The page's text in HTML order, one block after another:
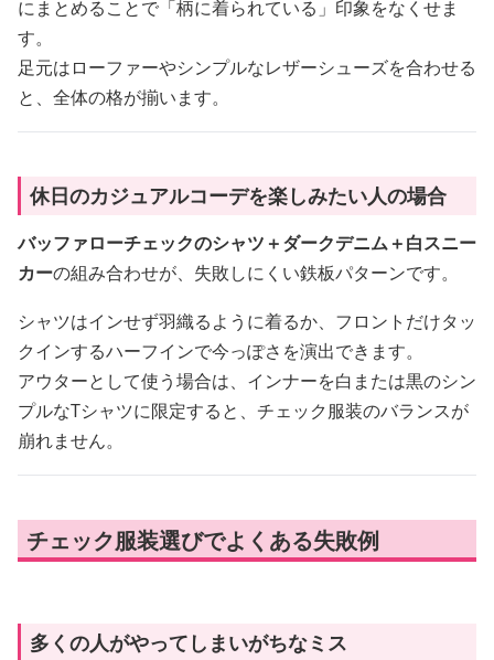
にまとめることで「柄に着られている」印象をなくせま
す。
足元はローファーやシンプルなレザーシューズを合わせる
と、全体の格が揃います。
休日のカジュアルコーデを楽しみたい人の場合
バッファローチェックのシャツ＋ダークデニム＋白スニー
カーの組み合わせが、失敗しにくい鉄板パターンです。
シャツはインせず羽織るように着るか、フロントだけタッ
クインするハーフインで今っぽさを演出できます。
アウターとして使う場合は、インナーを白または黒のシン
プルなTシャツに限定すると、チェック服装のバランスが
崩れません。
チェック服装選びでよくある失敗例
多くの人がやってしまいがちなミス